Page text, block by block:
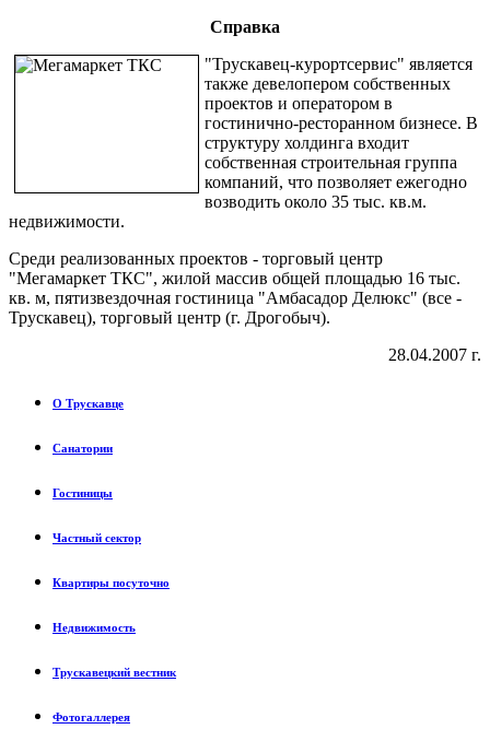
Справка
"Трускавец-курортсервис" является
также девелопером собственных
проектов и оператором в
гостинично-ресторанном бизнесе. В
структуру холдинга входит
собственная строительная группа
компаний, что позволяет ежегодно
возводить около 35 тыс. кв.м.
недвижимости.
Среди реализованных проектов - торговый центр
"Мегамаркет ТКС", жилой массив общей площадью 16 тыс.
кв. м, пятизвездочная гостиница "Амбасадор Делюкс" (все -
Трускавец), торговый центр (г. Дрогобыч).
28.04.2007 г.
О Трускавце
Санатории
Гостиницы
Частный сектор
Квартиры посуточно
Недвижимость
Трускавецкий вестник
Фотогаллерея